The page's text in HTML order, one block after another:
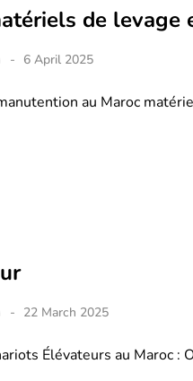
de
6 April 2025
au Maroc
22 March 2025
Élévateurs au Maroc